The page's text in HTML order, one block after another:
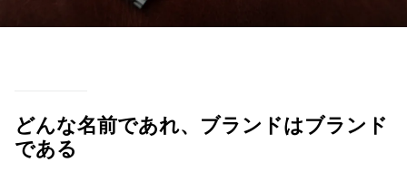
どんな名前であれ、ブランドはブランド
である